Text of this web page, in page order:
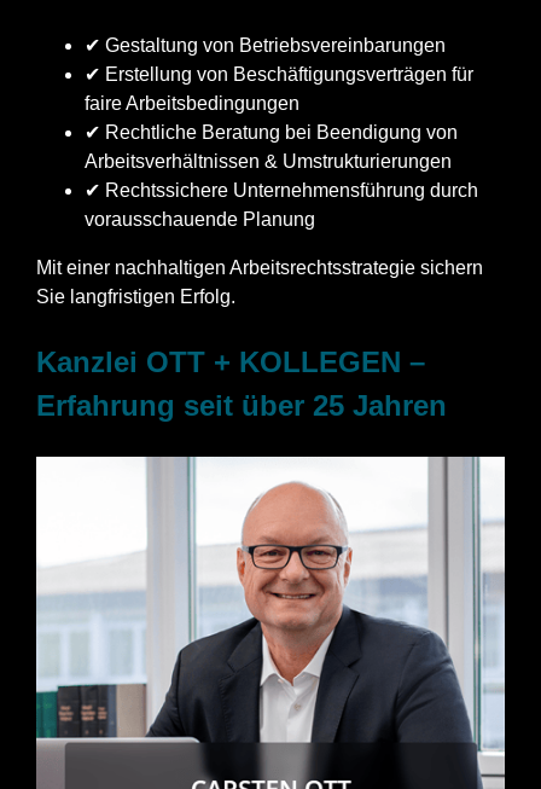
✔ Gestaltung von Betriebsvereinbarungen
✔ Erstellung von Beschäftigungsverträgen für
faire Arbeitsbedingungen
✔ Rechtliche Beratung bei Beendigung von
Arbeitsverhältnissen & Umstrukturierungen
✔ Rechtssichere Unternehmensführung durch
vorausschauende Planung
Mit einer nachhaltigen Arbeitsrechtsstrategie sichern
Sie langfristigen Erfolg.
Kanzlei OTT + KOLLEGEN –
Erfahrung seit über 25 Jahren